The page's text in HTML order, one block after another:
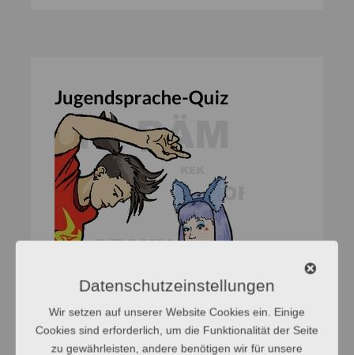
Datenschutzeinstellungen
Wir setzen auf unserer Website Cookies ein. Einige
Cookies sind erforderlich, um die Funktionalität der Seite
zu gewährleisten, andere benötigen wir für unsere